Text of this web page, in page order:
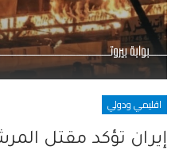
اقليمي ودولي
إيران تؤكد مقتل